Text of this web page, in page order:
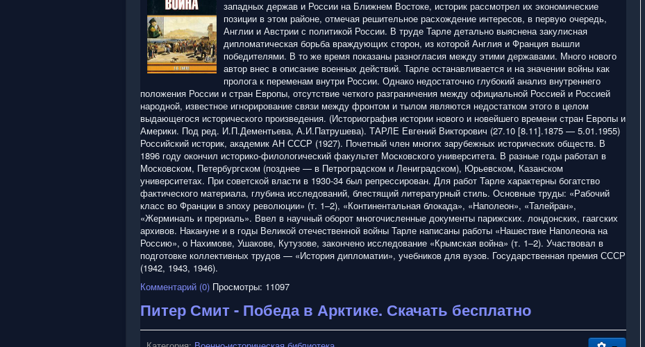
/
5
западных держав и России на Ближнем Востоке, историк рассмотрел их экономические
позиции в этом районе, отмечая решительное расхождение интересов, в первую очередь,
Англии и Австрии с политикой России. В труде Тарле детально выяснена закулисная
дипломатическая борьба враждующих сторон, из которой Англия и Франция вышли
победителями. В то же время показаны разногласия между этими державами. Много нового
автор внес в описание военных действий. Тарле останавливается и на значении войны как
пролога к переменам внутри России. Однако недостаточно глубокий анализ внутреннего
положения России и стран Европы, отсутствие четкого разграничения между официальной Россией и Россией
народной, известное игнорирование связи между фронтом и тылом являются недостатком этого в целом
выдающегося исторического произведения. (Историография истории нового и новейшего времени стран Европы и
Америки. Под ред. И.П.Дементьева, А.И.Патрушева). ТАРЛЕ Евгений Викторович (27.10 [8.11].1875 — 5.01.1955)
Российский историк, академик АН СССР (1927). Почетный член многих зарубежных исторических обществ. В
1896 году окончил историко-филологический факультет Московского университета. В разные годы работал в
Московском, Петербургском (позднее — в Петроградском и Лениградском), Юрьевском, Казанском
университетах. При советской власти в 1930-34 был репрессирован. Для работ Тарле характерны богатство
фактического материала, глубина исследований, блестящий литературный стиль. Основные труды: «Рабочий
класс во Франции в эпоху революции» (т. 1–2), «Континентальная блокада», «Наполеон», «Талейран»,
«Жерминаль и прериаль». Ввел в научный оборот многочисленные документы парижских. лондонских, гаагских
архивов. Накануне и в годы Великой отечественной войны Тарле написаны работы «Нашествие Наполеона на
Россию», о Нахимове, Ушакове, Кутузове, закончено исследование «Крымская война» (т. 1–2). Участвовал в
подготовке коллективных трудов — «История дипломатии», учебников для вузов. Государственная премия СССР
(1942, 1943, 1946).
Комментарий (0) Просмотры: 11097
Питер Смит - Победа в Арктике. Скачать бесплатно